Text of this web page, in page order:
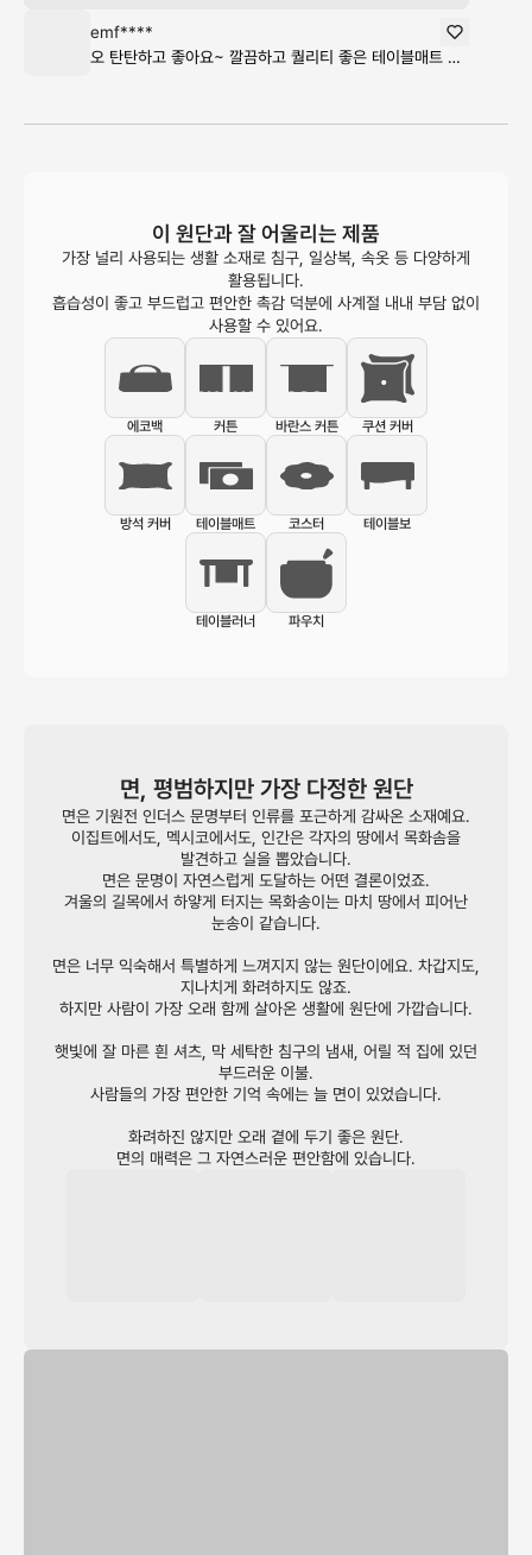
emf****
오 탄탄하고 좋아요~ 깔끔하고 퀄리티 좋은 테이블매트 찾았는데 아주 잘 산 듯합니다! 여기 애용해야겠어요!
이 원단과 잘 어울리는 제품
가장 널리 사용되는 생활 소재로 침구, 일상복, 속옷 등 다양하게
활용됩니다.
흡습성이 좋고 부드럽고 편안한 촉감 덕분에 사계절 내내 부담 없이
사용할 수 있어요.
에코백 커튼 바란스 커튼 쿠션 커버
방석 커버 테이블매트 코스터 테이블보
테이블러너 파우치
면, 평범하지만 가장 다정한 원단
면은 기원전 인더스 문명부터 인류를 포근하게 감싸온 소재예요.
이집트에서도, 멕시코에서도, 인간은 각자의 땅에서 목화솜을
발견하고 실을 뽑았습니다.
면은 문명이 자연스럽게 도달하는 어떤 결론이었죠.
겨울의 길목에서 하얗게 터지는 목화송이는 마치 땅에서 피어난
눈송이 같습니다.
면은 너무 익숙해서 특별하게 느껴지지 않는 원단이에요. 차갑지도,
지나치게 화려하지도 않죠.
하지만 사람이 가장 오래 함께 살아온 생활에 원단에 가깝습니다.
햇빛에 잘 마른 흰 셔츠, 막 세탁한 침구의 냄새, 어릴 적 집에 있던
부드러운 이불.
사람들의 가장 편안한 기억 속에는 늘 면이 있었습니다.
화려하진 않지만 오래 곁에 두기 좋은 원단.
면의 매력은 그 자연스러운 편안함에 있습니다.